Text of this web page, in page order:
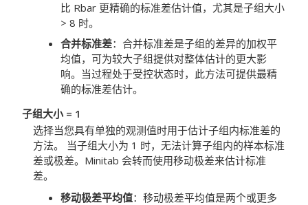
比 Rbar 更精确的标准差估计值，尤其是子组大小
> 8 时。
合并标准差： 合并标准差是子组的差异的加权平
均值，可为较大子组提供对整体估计的更大影
响。当过程处于受控状态时，此方法可提供最精
确的标准差估计。
子组大小 = 1
选择当您具有单独的观测值时用于估计子组内标准差的
方法。
当子组大小为 1 时，无法计算子组内的样本标准
差或极差。Minitab 会转而使用移动极差来估计标准
差。
移动极差平均值： 移动极差平均值是两个或更多